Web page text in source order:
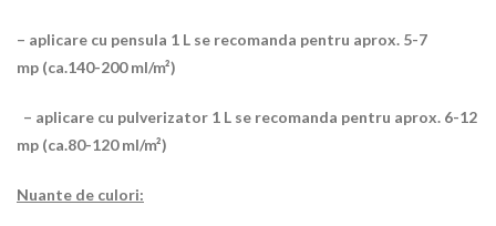
– aplicare cu pensula 1 L se recomanda pentru aprox. 5-7
mp (ca.140-200 ml/m²)
– aplicare cu pulverizator 1 L se recomanda pentru aprox. 6-12
mp (ca.80-120 ml/m²)
Nuante de culori: